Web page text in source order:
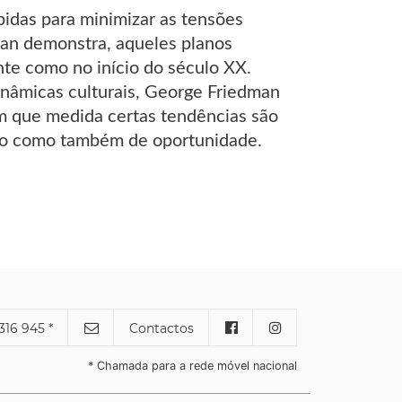
para minimizar as tensões
demonstra, aqueles planos
como no início do século XX.
culturais, George Friedman
que medida certas tendências são
como também de oportunidade.
945 * Contactos
* Chamada para a rede móvel nacional